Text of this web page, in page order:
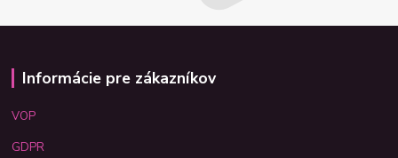
Informácie pre zákazníkov
VOP
GDPR